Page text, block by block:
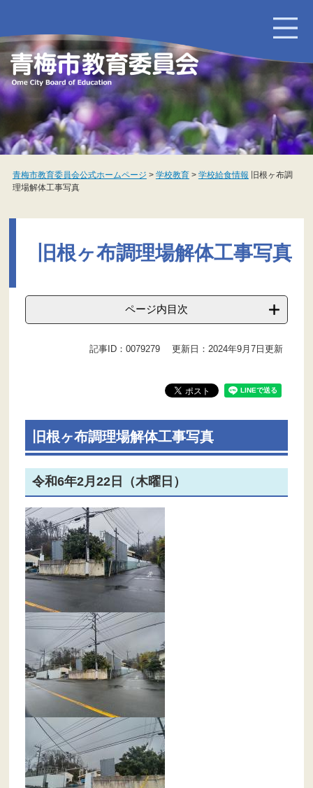
ジ
の
頭
で
す
ュ
ー
飛
ば
し
本
文
青梅市教育委員会公式ホームページ > 学校教育> 学校給食情報
旧根ヶ布調
理場解体工事写真
旧根ヶ布調理場解体工事写真
ページ内目次
記事ID：0079279 更新日：2024年9月7日更新
旧根ヶ布調理場解体工事写真
令和6年2月22日（木曜日）